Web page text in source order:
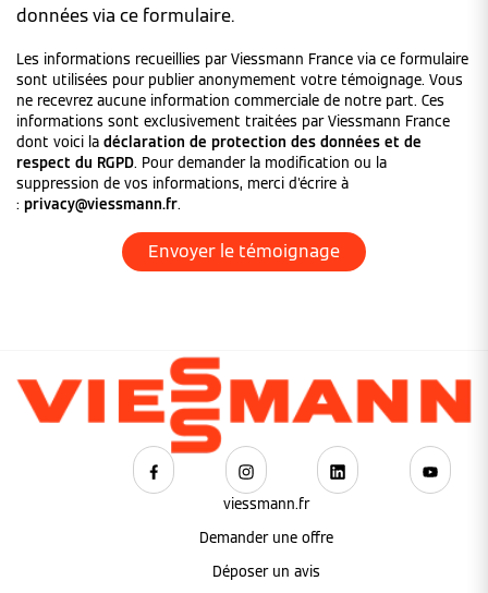
données via ce formulaire.
Les informations recueillies par Viessmann France via ce formulaire
sont utilisées pour publier anonymement votre témoignage. Vous
ne recevrez aucune information commerciale de notre part. Ces
informations sont exclusivement traitées par Viessmann France
dont voici la déclaration de protection des données et de
respect du RGPD. Pour demander la modification ou la
suppression de vos informations, merci d'écrire à
: privacy@viessmann.fr.
viessmann.fr
Demander une offre
Déposer un avis